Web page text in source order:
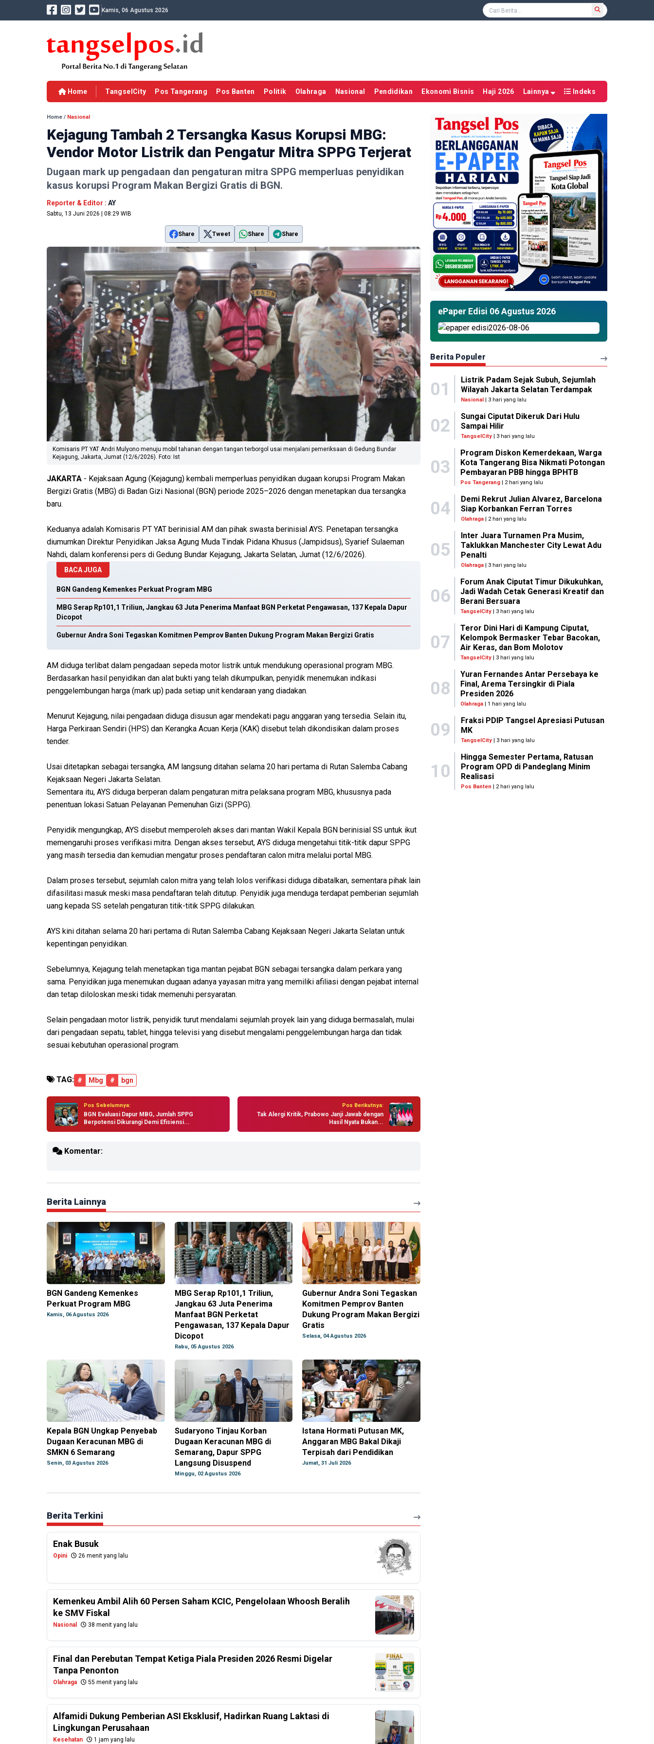
Kamis, 06 Agustus 2026
Home TangselCity Pos Tangerang Pos Banten Politik Olahraga Nasional Pendidikan Ekonomi Bisnis Haji 2026 Lainnya Indeks
Home / Nasional
Kejagung Tambah 2 Tersangka Kasus Korupsi MBG:
Vendor Motor Listrik dan Pengatur Mitra SPPG Terjerat
Dugaan mark up pengadaan dan pengaturan mitra SPPG memperluas penyidikan
kasus korupsi Program Makan Bergizi Gratis di BGN.
Reporter & Editor : AY
Sabtu, 13 Juni 2026 | 08:29 WIB
Share Tweet Share Share
Komisaris PT YAT Andri Mulyono menuju mobil tahanan dengan tangan terborgol usai menjalani pemeriksaan di Gedung Bundar
Kejagung, Jakarta, Jumat (12/6/2026). Foto: Ist
JAKARTA - Kejaksaan Agung (Kejagung) kembali memperluas penyidikan dugaan korupsi Program Makan
Bergizi Gratis (MBG) di Badan Gizi Nasional (BGN) periode 2025–2026 dengan menetapkan dua tersangka
baru.
Keduanya adalah Komisaris PT YAT berinisial AM dan pihak swasta berinisial AYS. Penetapan tersangka
diumumkan Direktur Penyidikan Jaksa Agung Muda Tindak Pidana Khusus (Jampidsus), Syarief Sulaeman
Nahdi, dalam konferensi pers di Gedung Bundar Kejagung, Jakarta Selatan, Jumat (12/6/2026).
BACA JUGA
BGN Gandeng Kemenkes Perkuat Program MBG
MBG Serap Rp101,1 Triliun, Jangkau 63 Juta Penerima Manfaat BGN Perketat Pengawasan, 137 Kepala Dapur
Dicopot
Gubernur Andra Soni Tegaskan Komitmen Pemprov Banten Dukung Program Makan Bergizi Gratis
AM diduga terlibat dalam pengadaan sepeda motor listrik untuk mendukung operasional program MBG.
Berdasarkan hasil penyidikan dan alat bukti yang telah dikumpulkan, penyidik menemukan indikasi
penggelembungan harga (mark up) pada setiap unit kendaraan yang diadakan.
Menurut Kejagung, nilai pengadaan diduga disusun agar mendekati pagu anggaran yang tersedia. Selain itu,
Harga Perkiraan Sendiri (HPS) dan Kerangka Acuan Kerja (KAK) disebut telah dikondisikan dalam proses
tender.
Usai ditetapkan sebagai tersangka, AM langsung ditahan selama 20 hari pertama di Rutan Salemba Cabang
Kejaksaan Negeri Jakarta Selatan.
Sementara itu, AYS diduga berperan dalam pengaturan mitra pelaksana program MBG, khususnya pada
penentuan lokasi Satuan Pelayanan Pemenuhan Gizi (SPPG).
Penyidik mengungkap, AYS disebut memperoleh akses dari mantan Wakil Kepala BGN berinisial SS untuk ikut
memengaruhi proses verifikasi mitra. Dengan akses tersebut, AYS diduga mengetahui titik-titik dapur SPPG
yang masih tersedia dan kemudian mengatur proses pendaftaran calon mitra melalui portal MBG.
Dalam proses tersebut, sejumlah calon mitra yang telah lolos verifikasi diduga dibatalkan, sementara pihak lain
difasilitasi masuk meski masa pendaftaran telah ditutup. Penyidik juga menduga terdapat pemberian sejumlah
uang kepada SS setelah pengaturan titik-titik SPPG dilakukan.
AYS kini ditahan selama 20 hari pertama di Rutan Salemba Cabang Kejaksaan Negeri Jakarta Selatan untuk
kepentingan penyidikan.
Sebelumnya, Kejagung telah menetapkan tiga mantan pejabat BGN sebagai tersangka dalam perkara yang
sama. Penyidikan juga menemukan dugaan adanya yayasan mitra yang memiliki afiliasi dengan pejabat internal
dan tetap diloloskan meski tidak memenuhi persyaratan.
Selain pengadaan motor listrik, penyidik turut mendalami sejumlah proyek lain yang diduga bermasalah, mulai
dari pengadaan sepatu, tablet, hingga televisi yang disebut mengalami penggelembungan harga dan tidak
sesuai kebutuhan operasional program.
TAG: # Mbg # bgn
Pos Sebelumnya:
BGN Evaluasi Dapur MBG, Jumlah SPPG
Berpotensi Dikurangi Demi Efisiensi...
Pos Berikutnya:
Tak Alergi Kritik, Prabowo Janji Jawab dengan
Hasil Nyata Bukan...
Komentar:
Berita Lainnya
BGN Gandeng Kemenkes
Perkuat Program MBG
Kamis, 06 Agustus 2026
MBG Serap Rp101,1 Triliun,
Jangkau 63 Juta Penerima
Manfaat BGN Perketat
Pengawasan, 137 Kepala Dapur
Dicopot
Rabu, 05 Agustus 2026
Gubernur Andra Soni Tegaskan
Komitmen Pemprov Banten
Dukung Program Makan Bergizi
Gratis
Selasa, 04 Agustus 2026
Kepala BGN Ungkap Penyebab
Dugaan Keracunan MBG di
SMKN 6 Semarang
Senin, 03 Agustus 2026
Sudaryono Tinjau Korban
Dugaan Keracunan MBG di
Semarang, Dapur SPPG
Langsung Disuspend
Minggu, 02 Agustus 2026
Istana Hormati Putusan MK,
Anggaran MBG Bakal Dikaji
Terpisah dari Pendidikan
Jumat, 31 Juli 2026
Berita Terkini
Enak Busuk
Opini 26 menit yang lalu
Kemenkeu Ambil Alih 60 Persen Saham KCIC, Pengelolaan Whoosh Beralih
ke SMV Fiskal
Nasional 38 menit yang lalu
Final dan Perebutan Tempat Ketiga Piala Presiden 2026 Resmi Digelar
Tanpa Penonton
Olahraga 55 menit yang lalu
Alfamidi Dukung Pemberian ASI Eksklusif, Hadirkan Ruang Laktasi di
Lingkungan Perusahaan
Kesehatan 1 jam yang lalu
ePaper Edisi 06 Agustus 2026
Berita Populer
01
Listrik Padam Sejak Subuh, Sejumlah
Wilayah Jakarta Selatan Terdampak
Nasional | 3 hari yang lalu
02
Sungai Ciputat Dikeruk Dari Hulu
Sampai Hilir
TangselCity| 3 hari yang lalu
03
Program Diskon Kemerdekaan, Warga
Kota Tangerang Bisa Nikmati Potongan
Pembayaran PBB hingga BPHTB
Pos Tangerang | 2 hari yang lalu
04
Demi Rekrut Julian Alvarez, Barcelona
Siap Korbankan Ferran Torres
Olahraga| 2 hari yang lalu
05
Inter Juara Turnamen Pra Musim,
Taklukkan Manchester City Lewat Adu
Penalti
Olahraga| 3 hari yang lalu
06
Forum Anak Ciputat Timur Dikukuhkan,
Jadi Wadah Cetak Generasi Kreatif dan
Berani Bersuara
TangselCity | 3 hari yang lalu
07
Teror Dini Hari di Kampung Ciputat,
Kelompok Bermasker Tebar Bacokan,
Air Keras, dan Bom Molotov
TangselCity | 3 hari yang lalu
08
Yuran Fernandes Antar Persebaya ke
Final, Arema Tersingkir di Piala
Presiden 2026
Olahraga | 1 hari yang lalu
09
Fraksi PDIP Tangsel Apresiasi Putusan
MK
TangselCity| 3 hari yang lalu
10
Hingga Semester Pertama, Ratusan
Program OPD di Pandeglang Minim
Realisasi
Pos Banten | 2 hari yang lalu